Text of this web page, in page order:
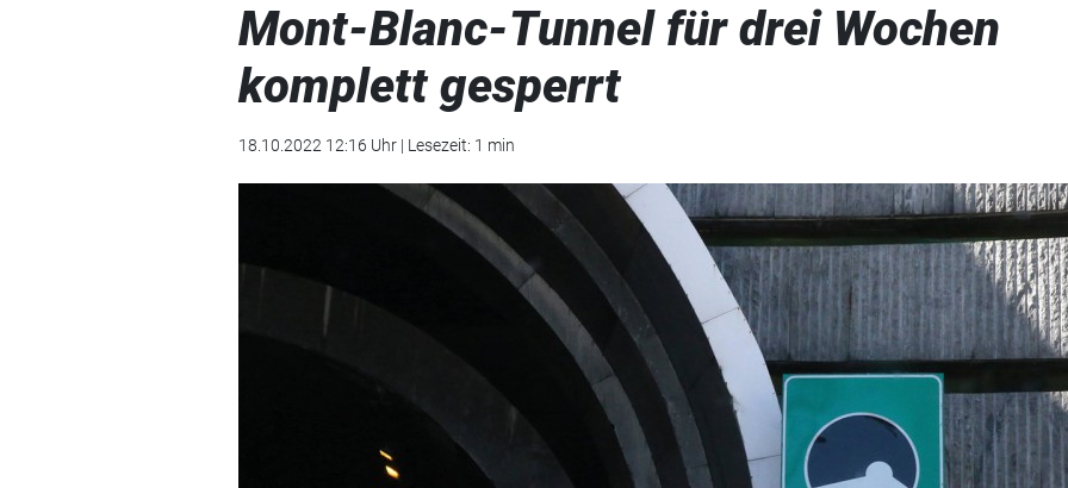
Mont-Blanc-Tunnel für drei Wochen
komplett gesperrt
18.10.2022 12:16 Uhr | Lesezeit: 1 min